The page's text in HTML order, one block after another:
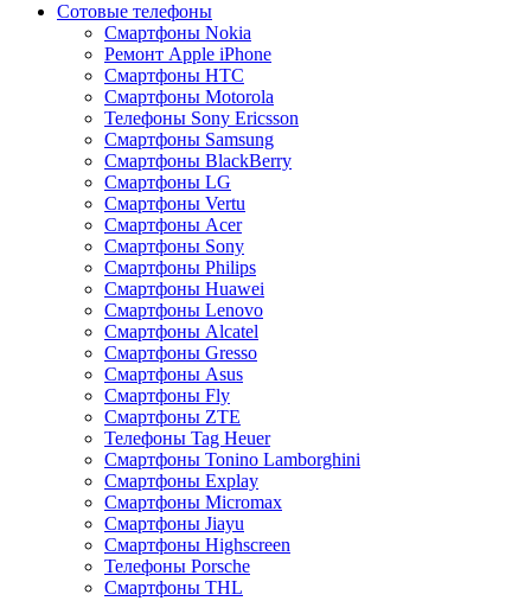
Сотовые телефоны
Смартфоны Nokia
Ремонт Apple iPhone
Смартфоны HTC
Смартфоны Motorola
Телефоны Sony Ericsson
Смартфоны Samsung
Смартфоны BlackBerry
Смартфоны LG
Смартфоны Vertu
Смартфоны Acer
Смартфоны Sony
Смартфоны Philips
Смартфоны Huawei
Смартфоны Lenovo
Смартфоны Alcatel
Смартфоны Gresso
Смартфоны Asus
Смартфоны Fly
Смартфоны ZTE
Телефоны Tag Heuer
Смартфоны Tonino Lamborghini
Смартфоны Explay
Смартфоны Micromax
Смартфоны Jiayu
Смартфоны Highscreen
Телефоны Porsche
Смартфоны THL